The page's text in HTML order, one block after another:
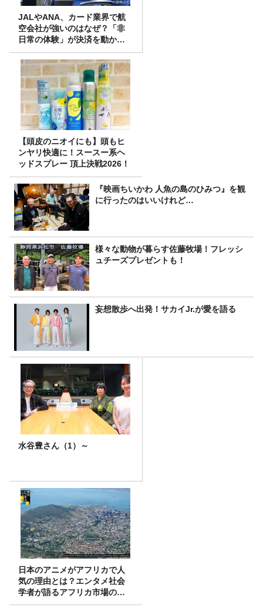
JALやANA、カード業界で航
空会社が強いのはなぜ？「非
日常の体験」が決済を動かす
理由
【頭皮のニオイにも】頭もヒ
ンヤリ快適に！スースー系ヘ
ッドスプレー 頂上決戦2026！
『映画ちいかわ 人魚の島のひみつ』を観
に行ったのはいいけれど…
様々な動物が暮らす佐藤牧場！フレッシ
ュチーズプレゼントも！
妄想散歩へ出発！サカイJr.が愛を語る
水谷豊さん（1）～
日本のアニメがアフリカで人
気の理由とは？エンタメ社会
学者が語るアフリカ市場のリ
アル